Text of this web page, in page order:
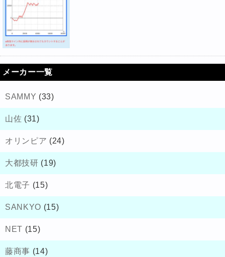
メーカー一覧
SAMMY (33)
山佐 (31)
オリンピア (24)
大都技研 (19)
北電子 (15)
SANKYO (15)
NET (15)
藤商事 (14)